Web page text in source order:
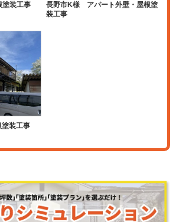
装工事
長野市K様 アパート外壁・屋根塗
装工事
装工事